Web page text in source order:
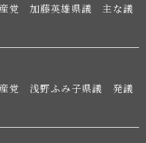
産党 加藤英雄県議 主な議
産党 浅野ふみ子県議 発議